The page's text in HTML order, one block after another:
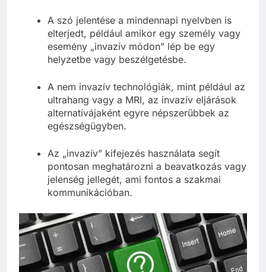
A szó jelentése a mindennapi nyelvben is
elterjedt, például amikor egy személy vagy
esemény „invazív módon” lép be egy
helyzetbe vagy beszélgetésbe.
A nem invazív technológiák, mint például az
ultrahang vagy a MRI, az invazív eljárások
alternatívájaként egyre népszerűbbek az
egészségügyben.
Az „invazív” kifejezés használata segít
pontosan meghatározni a beavatkozás vagy
jelenség jellegét, ami fontos a szakmai
kommunikációban.